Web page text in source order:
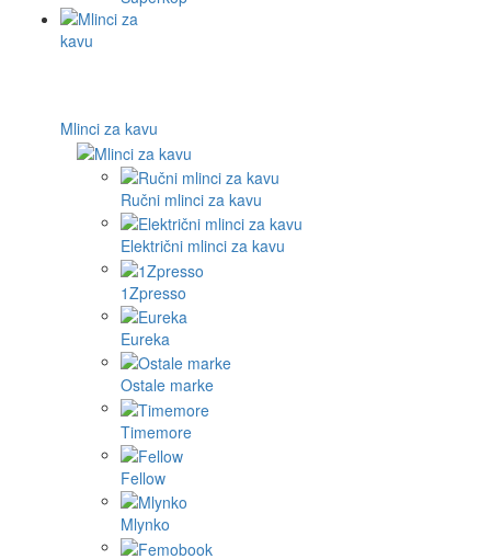
Mlinci za kavu
Ručni mlinci za kavu
Električni mlinci za kavu
1Zpresso
Eureka
Ostale marke
Timemore
Fellow
Mlynko